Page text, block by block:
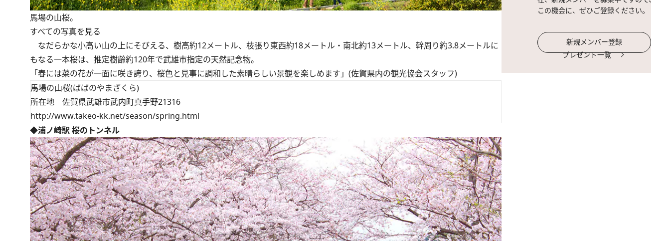
馬場の山桜。
すべての写真を見る
なだらかな小高い山の上にそびえる、樹高約12メートル、枝張り東西約18メートル・南北約13メートル、幹周り約3.8メートルに
もなる一本桜は、推定樹齢約120年で武雄市指定の天然記念物。
「春には菜の花が一面に咲き誇り、桜色と見事に調和した素晴らしい景観を楽しめます」(佐賀県内の観光協会スタッフ)
馬場の山桜(ばばのやまざくら)
所在地 佐賀県武雄市武内町真手野21316
http://www.takeo-kk.net/season/spring.html
◆浦ノ崎駅 桜のトンネル
この機会に、ぜひご登録ください。
新規メンバー登録
プレゼント一覧